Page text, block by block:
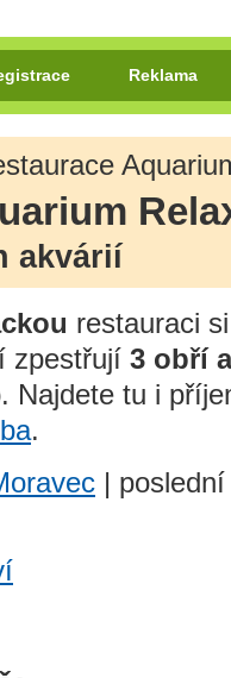
Reklama
akvárií
restauraci
zpestřují 3 obří
Najdete tu i
.
|